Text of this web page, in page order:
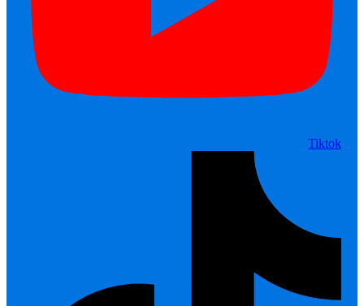
Tiktok